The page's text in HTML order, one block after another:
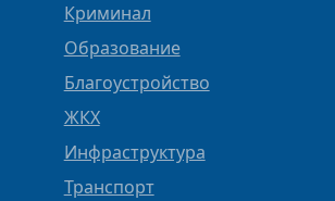
Криминал
Образование
Благоустройство
ЖКХ
Инфраструктура
Транспорт